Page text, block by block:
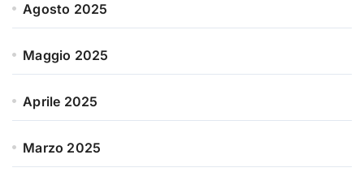
Agosto 2025
Maggio 2025
Aprile 2025
Marzo 2025